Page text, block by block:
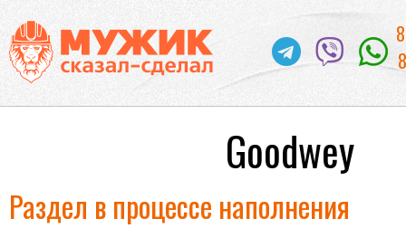
Goodwey
Раздел в процессе наполнения